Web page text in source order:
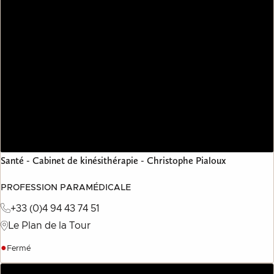
Santé - Cabinet de kinésithérapie - Christophe Pialoux
PROFESSION PARAMÉDICALE
+33 (0)4 94 43 74 51
Le Plan de la Tour
● Fermé